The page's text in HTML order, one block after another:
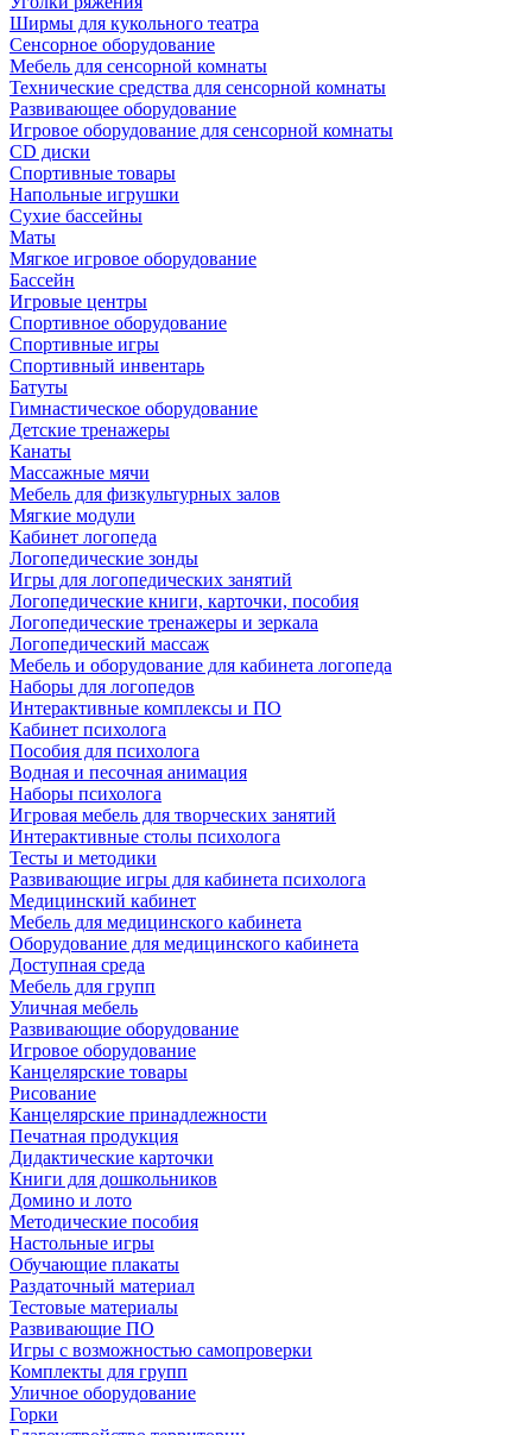
Ширмы для кукольного театра
Сенсорное оборудование
Мебель для сенсорной комнаты
Технические средства для сенсорной комнаты
Развивающее оборудование
Игровое оборудование для сенсорной комнаты
CD диски
Спортивные товары
Напольные игрушки
Сухие бассейны
Маты
Мягкое игровое оборудование
Бассейн
Игровые центры
Спортивное оборудование
Спортивные игры
Спортивный инвентарь
Батуты
Гимнастическое оборудование
Детские тренажеры
Канаты
Массажные мячи
Мебель для физкультурных залов
Мягкие модули
Кабинет логопеда
Логопедические зонды
Игры для логопедических занятий
Логопедические книги, карточки, пособия
Логопедические тренажеры и зеркала
Логопедический массаж
Мебель и оборудование для кабинета логопеда
Наборы для логопедов
Интерактивные комплексы и ПО
Кабинет психолога
Пособия для психолога
Водная и песочная анимация
Наборы психолога
Игровая мебель для творческих занятий
Интерактивные столы психолога
Тесты и методики
Развивающие игры для кабинета психолога
Медицинский кабинет
Мебель для медицинского кабинета
Оборудование для медицинского кабинета
Доступная среда
Мебель для групп
Уличная мебель
Развивающие оборудование
Игровое оборудование
Канцелярские товары
Рисование
Канцелярские принадлежности
Печатная продукция
Дидактические карточки
Книги для дошкольников
Домино и лото
Методические пособия
Настольные игры
Обучающие плакаты
Раздаточный материал
Тестовые материалы
Развивающие ПО
Игры с возможностью самопроверки
Комплекты для групп
Уличное оборудование
Горки